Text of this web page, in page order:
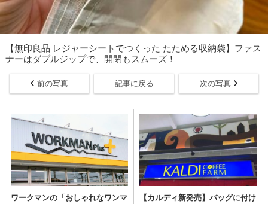
【無印良品 レジャーシートでつくった たためる収納袋】ファス
ナーはダブルジップで、開閉もスムーズ！
前の写真 記事に戻る 次の写真